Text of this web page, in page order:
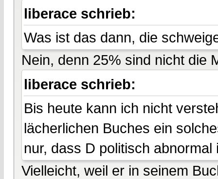
liberace schrieb:
Was ist das dann, die
Nein, denn 25% sind nicht die
liberace schrieb:
Bis heute kann ich nicht
lächerlichen Buches ein
nur, dass D politisch abnormal
Vielleicht, weil er in seinem